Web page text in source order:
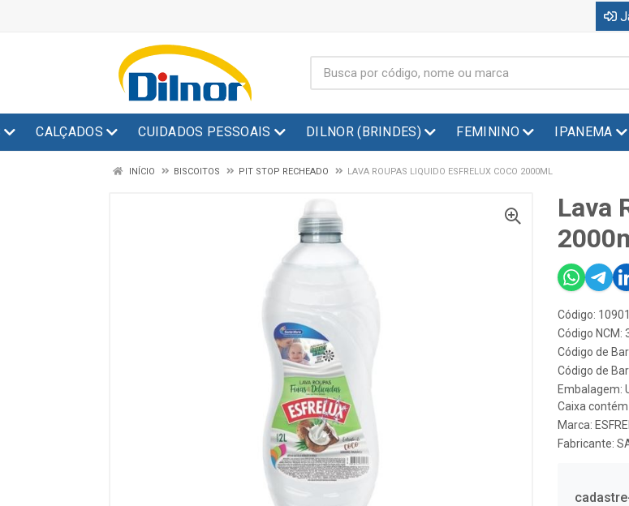
CALÇADOS CUIDADOS PESSOAIS DILNOR (BRINDES) FEMININO IPANEMA
INÍCIO BISCOITOS PIT STOP RECHEADO LAVA ROUPAS LIQUIDO ESFRELUX COCO 2000ML
Lava
Código:
Código NCM:
Código de
Código de
Embalagem:
Caixa
Marca:
Fabricante: